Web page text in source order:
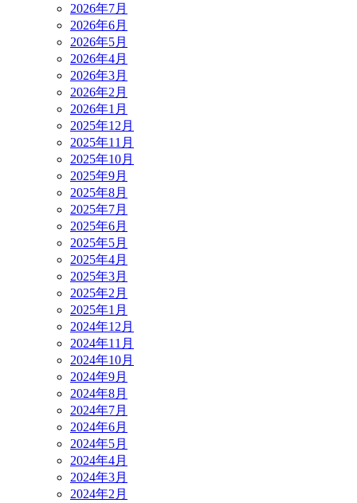
2026年7月
2026年6月
2026年5月
2026年4月
2026年3月
2026年2月
2026年1月
2025年12月
2025年11月
2025年10月
2025年9月
2025年8月
2025年7月
2025年6月
2025年5月
2025年4月
2025年3月
2025年2月
2025年1月
2024年12月
2024年11月
2024年10月
2024年9月
2024年8月
2024年7月
2024年6月
2024年5月
2024年4月
2024年3月
2024年2月